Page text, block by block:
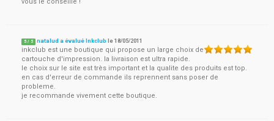
5 / 5 natalud a évalué Inkclub le18/05/2011
inkclub est une boutique qui propose un large choix de
cartouche d'impression. la livraison est ultra rapide.
le choix sur le site est très important et la qualite des produits est top.
en cas d'erreur de commande ils reprennent sans poser de
probleme.
je recommande vivement cette boutique.